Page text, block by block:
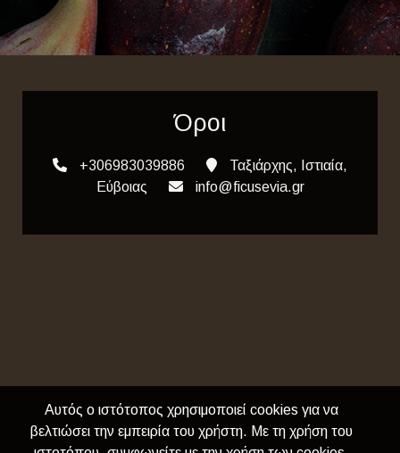
Όροι
+306983039886
Ταξιάρχης, Ιστιαία,
Εύβοιας
info@ficusevia.gr
Αυτός ο ιστότοπος χρησιμοποιεί cookies για να
βελτιώσει την εμπειρία του χρήστη. Με τη χρήση του